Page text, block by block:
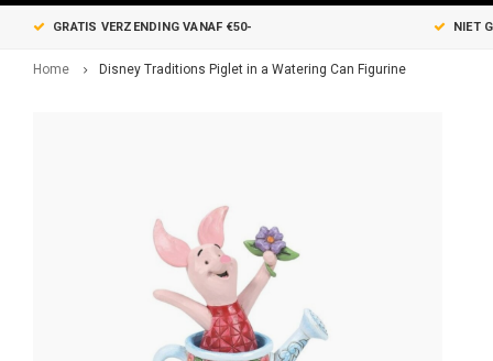
GRATIS VERZENDING VANAF €50- NIET
Home Disney Traditions Piglet in a Watering Can Figurine